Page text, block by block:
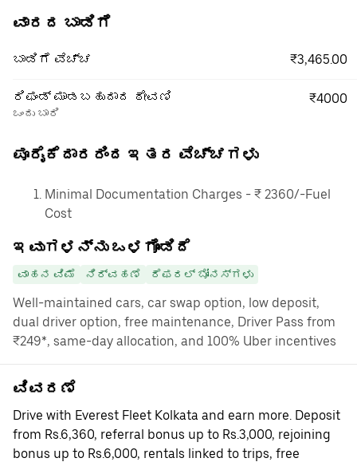
ವಾರದ ಬಾಡಿಗೆ
ಬಾಡಿಗೆ ವೆಚ್ಚ ₹3,465.00
ರಿಫಂಡ್ ಮಾಡಬಹುದಾದ ಠೇವಣಿ
ಒಂದು ಬಾರಿ
₹4000
ಪೂರೈಕೆದಾರರಿಂದ ಇತರ ವೆಚ್ಚಗಳು
Minimal Documentation Charges - ₹ 2360/-Fuel
Cost
ಇವುಗಳನ್ನು ಒಳಗೊಂಡಿದೆ
ವಾಹನ ವಿಮೆ ನಿರ್ವಹಣೆ ರೆಫರಲ್ ಬೋನಸ್‌ಗಳು
Well-maintained cars, car swap option, low deposit,
dual driver option, free maintenance, Driver Pass from
₹249*, same-day allocation, and 100% Uber incentives
ವಿವರಣೆ
Drive with Everest Fleet Kolkata and earn more. Deposit
from Rs.6,360, referral bonus up to Rs.3,000, rejoining
bonus up to Rs.6,000, rentals linked to trips, free